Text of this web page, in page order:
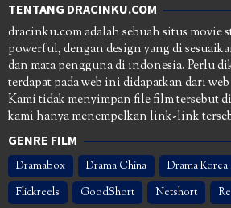
TENTANG DRACINKU.COM
dracinku.com adalah sebuah situs movie
powerful, dengan design yang di
dan mata pengguna di indonesia. Perlu
terdapat pada web ini didapatkan dari
Kami tidak menyimpan file film tersebut
kami hanya menempelkan link-link
GENRE FILM
Dramabox Drama China Drama Korea
Flickreels
GoodShort Netshort